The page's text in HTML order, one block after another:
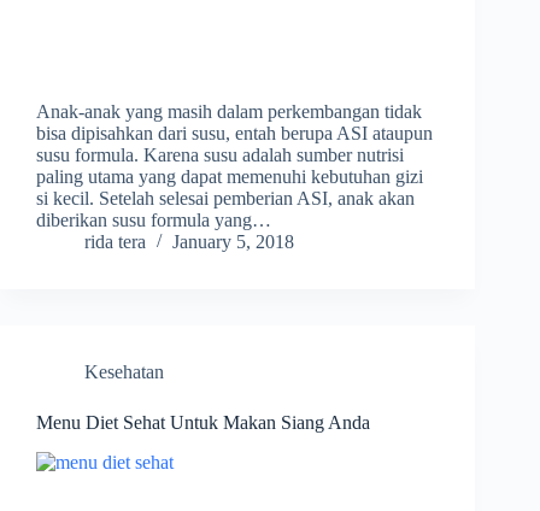
Anak-anak yang masih dalam perkembangan tidak
bisa dipisahkan dari susu, entah berupa ASI ataupun
susu formula. Karena susu adalah sumber nutrisi
paling utama yang dapat memenuhi kebutuhan gizi
si kecil. Setelah selesai pemberian ASI, anak akan
diberikan susu formula yang…
rida tera
January 5, 2018
Kesehatan
Menu Diet Sehat Untuk Makan Siang Anda